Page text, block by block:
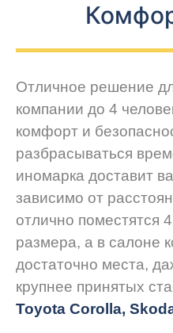
Отличное решение
компании до 4
комфорт и
разбрасываться
иномарка доставит
зависимо от
отлично поместятся
размера, а в салоне
достаточно места,
крупнее принятых
Toyota Corolla,